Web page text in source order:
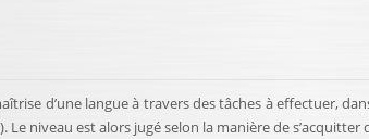
d’une langue à travers des tâches à effectuer,
Le niveau est alors jugé selon la manière de